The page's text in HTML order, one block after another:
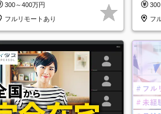
300～400万円
フルリモートあり
★
フ